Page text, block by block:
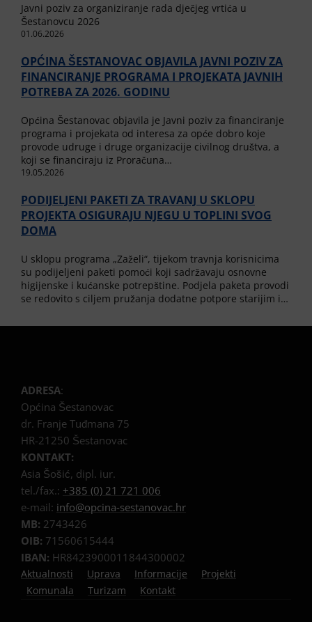
Javni poziv za organiziranje rada dječjeg vrtića u
Šestanovcu 2026
01.06.2026
OPĆINA ŠESTANOVAC OBJAVILA JAVNI POZIV ZA
FINANCIRANJE PROGRAMA I PROJEKATA JAVNIH
POTREBA ZA 2026. GODINU
Općina Šestanovac objavila je Javni poziv za financiranje
programa i projekata od interesa za opće dobro koje
provode udruge i druge organizacije civilnog društva, a
koji se financiraju iz Proračuna…
19.05.2026
PODIJELJENI PAKETI ZA TRAVANJ U SKLOPU
PROJEKTA OSIGURAJU NJEGU U TOPLINI SVOG
DOMA
U sklopu programa „Zaželi“, tijekom travnja korisnicima
su podijeljeni paketi pomoći koji sadržavaju osnovne
higijenske i kućanske potrepštine. Podjela paketa provodi
se redovito s ciljem pružanja dodatne potpore starijim i…
ADRESA:
Općina Šestanovac
dr. Franje Tuđmana 75
HR-21250 Šestanovac
KONTAKT:
Asia Šošić, dipl. iur.
tel./fax.: +385 (0) 21 721 006
e-mail: info@opcina-sestanovac.hr
MB: 2743426
OIB: 71560615444
IBAN: HR8423900011844300002
Aktualnosti Uprava Informacije
Projekti
Komunala
Turizam Kontakt